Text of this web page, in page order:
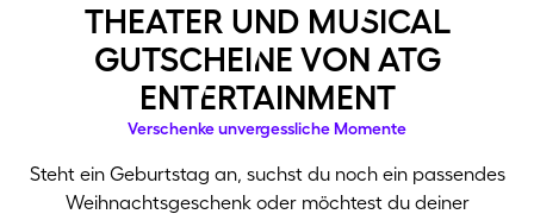
theater und muSical
gutscheiNe von atg
entErtainment
Verschenke unvergessliche Momente
Steht ein Geburtstag an, suchst du noch ein passendes
Weihnachtsgeschenk oder möchtest du deiner